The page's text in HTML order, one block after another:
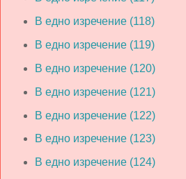
В едно изречение (118)
В едно изречение (119)
В едно изречение (120)
В едно изречение (121)
В едно изречение (122)
В едно изречение (123)
В едно изречение (124)